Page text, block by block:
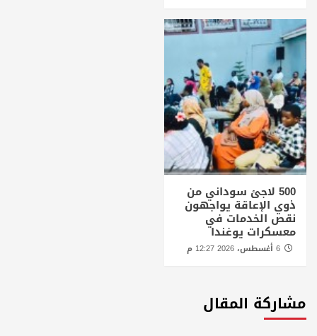
500 لاجئ سوداني من
ذوي الإعاقة يواجهون
نقص الخدمات في
معسكرات يوغندا
مشاركة المقال